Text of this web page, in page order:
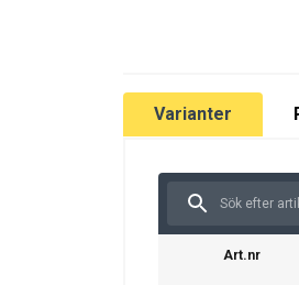
Varianter
Art.nr